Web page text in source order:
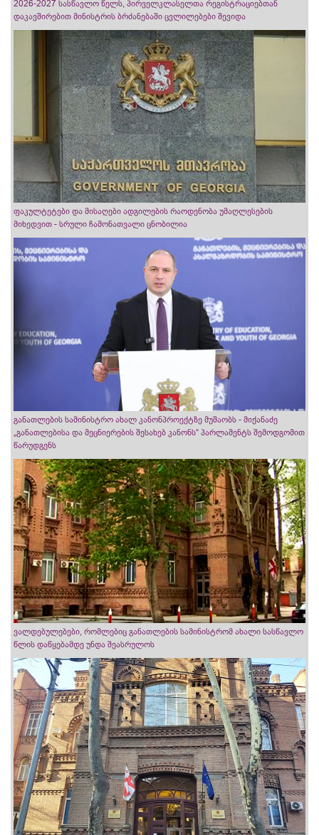
2026-2027 სასწავლო წელს, პირველკლასელთა რეგისტრაციებთან
დაკავშირებით მინისტრის ბრძანებაში ცვლილებები შევიდა
ფაკულტეტები და მისაღები ადგილების რაოდენობა უმაღლესების
მიხედვით - სრული ჩამონათვალი ცნობილია
განათლების სამინისტრო ახალ კანონპროექტზე მუშაობს - მიქანაძე
„განათლებისა და მეცნიერების შესახებ კანონს“ პარლამენტს შემოდგომით
წარუდგენს
ვალდებულებები, რომლებიც განათლების სამინისტრომ ახალი სასწავლო
წლის დაწყებამდე უნდა შეასრულოს